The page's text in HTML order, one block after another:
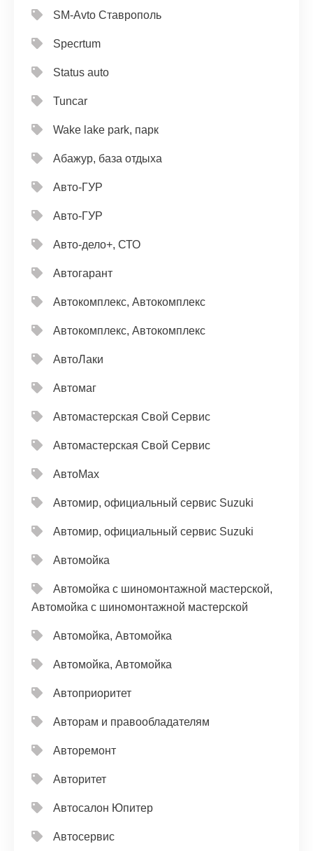
SM-Avto Ставрополь
Specrtum
Status auto
Tuncar
Wake lake park, парк
Абажур, база отдыха
Авто-ГУР
Авто-ГУР
Авто-дело+, СТО
Автогарант
Автокомплекс, Автокомплекс
Автокомплекс, Автокомплекс
АвтоЛаки
Автомаг
Автомастерская Свой Сервис
Автомастерская Свой Сервис
АвтоМах
Автомир, официальный сервис Suzuki
Автомир, официальный сервис Suzuki
Автомойка
Автомойка с шиномонтажной мастерской,
Автомойка с шиномонтажной мастерской
Автомойка, Автомойка
Автомойка, Автомойка
Автоприоритет
Авторам и правообладателям
Авторемонт
Авторитет
Автосалон Юпитер
Автосервис